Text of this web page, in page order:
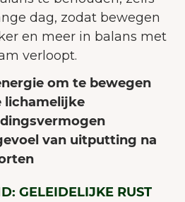
dag, zodat bewegen
en meer in balans met
verloopt.
om te bewegen
lichamelijke
van uitputting na
GELEIDELIJKE RUST